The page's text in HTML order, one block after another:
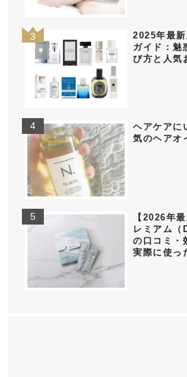
2025年最
ガイド：魅
び方と人気
ヘアケアに
気のヘアオ
【2026年
レミアム
の口コミ・
実際に使っ